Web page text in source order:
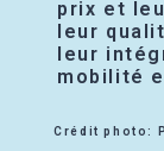
prix et
leur
leur
mobilité
Crédit photo: